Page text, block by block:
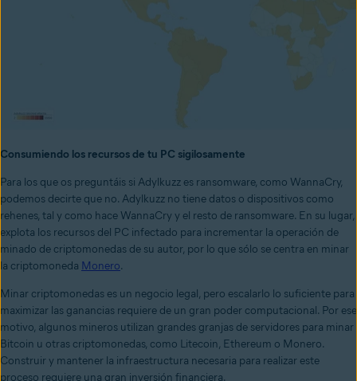
Consumiendo los recursos de tu PC sigilosamente
Para los que os preguntáis si Adylkuzz es ransomware, como WannaCry,
podemos decirte que no. Adylkuzz no tiene datos o dispositivos como
rehenes, tal y como hace WannaCry y el resto de ransomware. En su lugar,
explota los recursos del PC infectado para incrementar la operación de
minado de criptomonedas de su autor, por lo que sólo se centra en minar
la criptomoneda Monero.
Minar criptomonedas es un negocio legal, pero escalarlo lo suficiente para
maximizar las ganancias requiere de un gran poder computacional. Por ese
motivo, algunos mineros utilizan grandes granjas de servidores para minar
Bitcoin u otras criptomonedas, como Litecoin, Ethereum o Monero.
Construir y mantener la infraestructura necesaria para realizar este
proceso requiere una gran inversión financiera.